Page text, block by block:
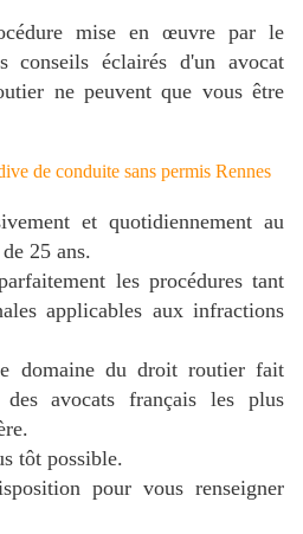
mise en œuvre par le
conseils éclairés d'un avocat
ne peuvent que vous être
de conduite sans permis Rennes
et quotidiennement au
25 ans.
les procédures tant
applicables aux infractions
domaine du droit routier fait
avocats français les plus
tôt possible.
pour vous renseigner